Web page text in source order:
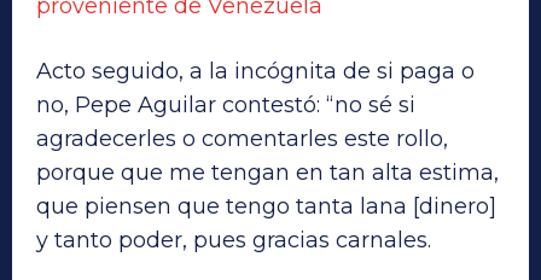
proveniente de Venezuela
Acto seguido, a la incógnita de si paga o
no, Pepe Aguilar contestó: “no sé si
agradecerles o comentarles este rollo,
porque que me tengan en tan alta estima,
que piensen que tengo tanta lana [dinero]
y tanto poder, pues gracias carnales.